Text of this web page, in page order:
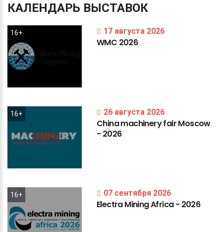
КАЛЕНДАРЬ ВЫСТАВОК
16+ 17 августа 2026
WMC 2026
16+ 26 августа 2026
ChinamachineryfairMoscow
- 2026
16+ 07 сентября 2026
ElectraMiningAfrica- 2026